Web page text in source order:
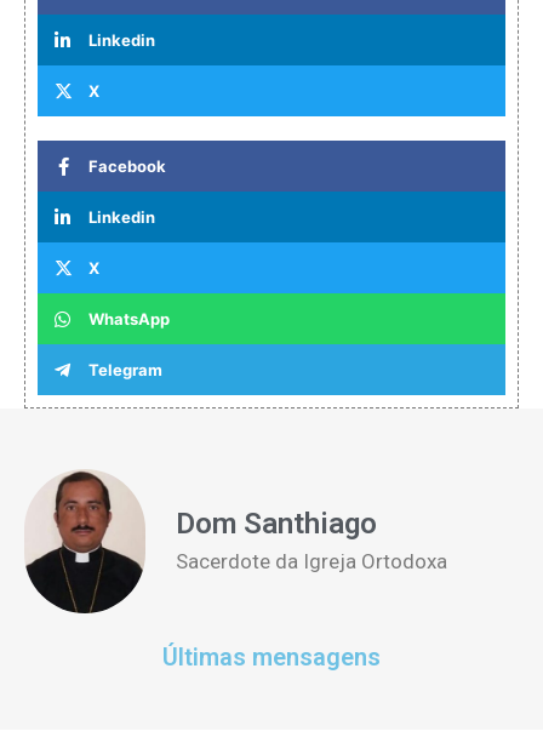
Linkedin
X
Facebook
Linkedin
X
WhatsApp
Telegram
Dom Santhiago
Sacerdote da Igreja Ortodoxa
Últimas mensagens